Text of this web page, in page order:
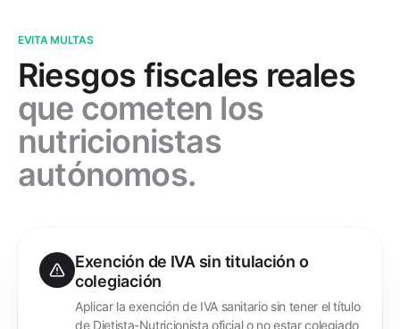
EVITA MULTAS
Riesgos fiscales reales
que cometen los
nutricionistas
autónomos.
Exención de IVA sin titulación o
colegiación
Aplicar la exención de IVA sanitario sin tener el título
de Dietista-Nutricionista oficial o no estar colegiado